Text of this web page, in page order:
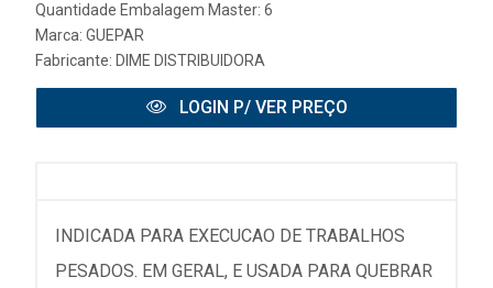
Quantidade Embalagem Master: 6
Marca: GUEPAR
Fabricante: DIME DISTRIBUIDORA
LOGIN P/ VER PREÇO
INDICADA PARA EXECUCAO DE TRABALHOS
PESADOS. EM GERAL, E USADA PARA QUEBRAR